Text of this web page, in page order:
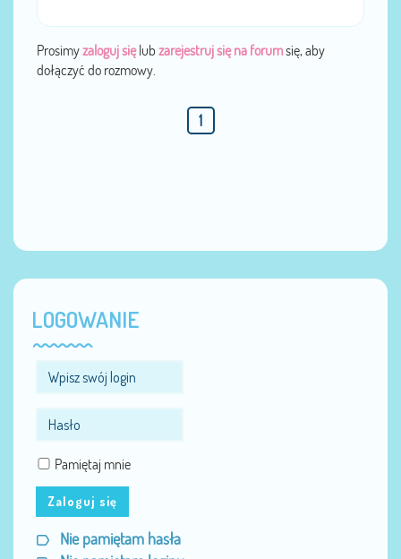
Prosimyzaloguj sięlub zarejestruj się na forumsię, aby
dołączyć do rozmowy.
1
LOGOWANIE
Pamiętaj mnie
Zaloguj się
Nie pamiętam hasła